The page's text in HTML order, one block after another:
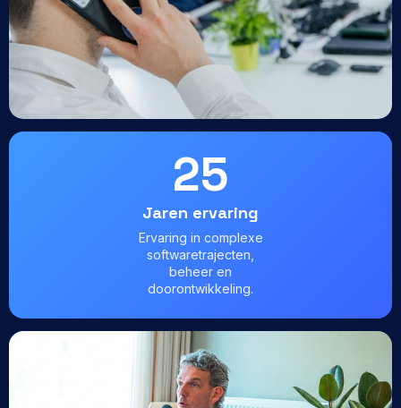
25
Jaren ervaring
Ervaring in complexe
softwaretrajecten,
beheer en
doorontwikkeling.